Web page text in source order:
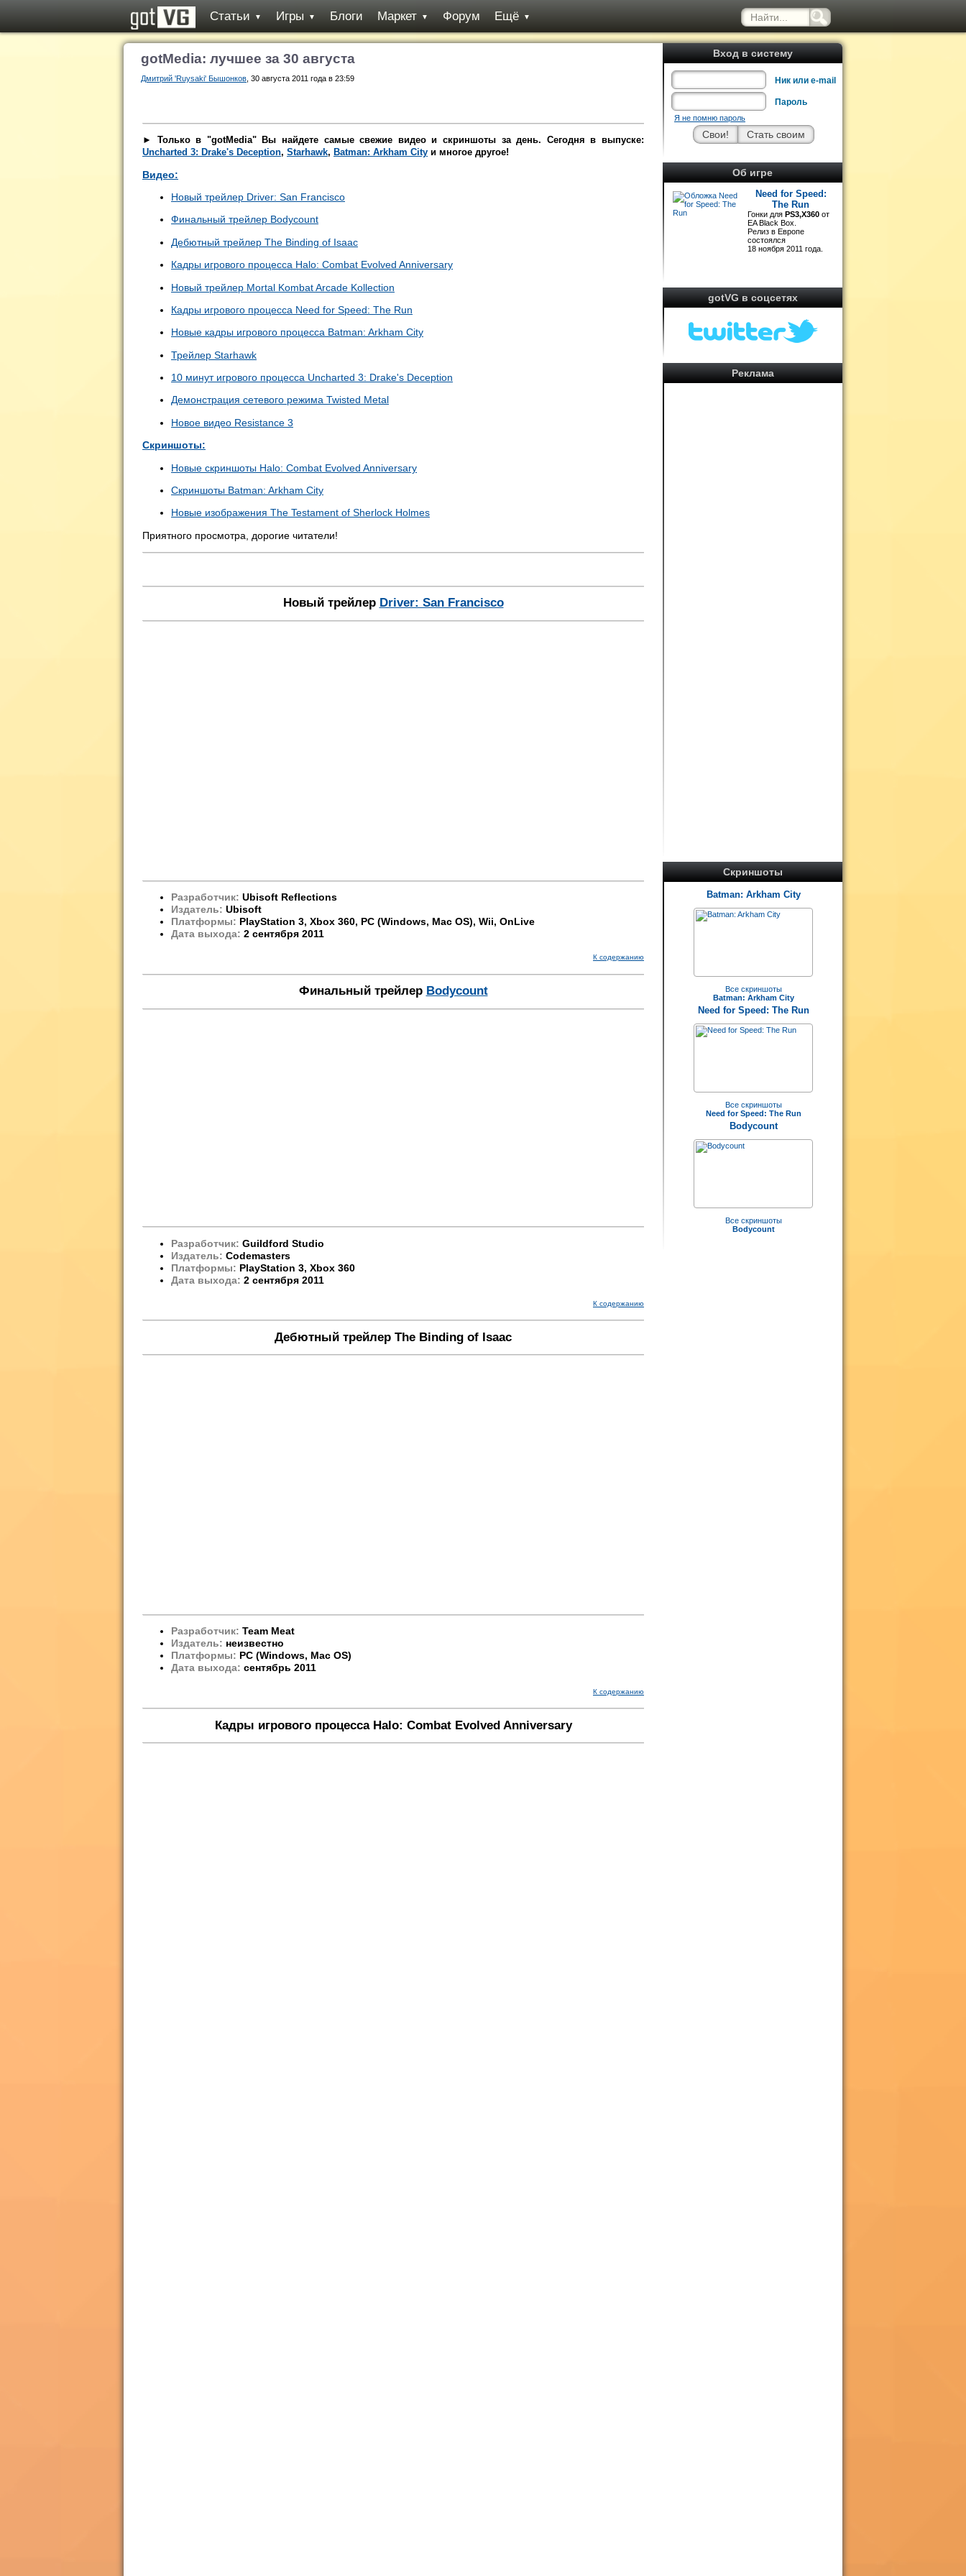
Статьи ▼ Игры ▼ Блоги Маркет ▼ Форум Ещё ▼
Вход в систему
Ник или e-mail
Пароль
Я не помню пароль
Об игре
Need for Speed:
The Run
Гонки для PS3,X360 от
EA Black Box.
Релиз в Европе
состоялся
18 ноября 2011 года.
gotVG в соцсетях
Реклама
Скриншоты
Batman: Arkham City
Все скриншоты
Batman: Arkham City
Need for Speed: The Run
Все скриншоты
Need for Speed: The Run
Bodycount
Все скриншоты
Bodycount
gotMedia: лучшее за 30 августа
Дмитрий 'Ruysaki' Бышонков , 30 августа 2011 года в 23:59
► Только в "gotMedia" Вы найдете самые свежие видео и скриншоты за день. Сегодня в выпуске:
Uncharted 3: Drake's Deception, Starhawk, Batman: Arkham City и многое другое!
Видео:
Новый трейлер Driver: San Francisco
Финальный трейлер Bodycount
Дебютный трейлер The Binding of Isaac
Кадры игрового процесса Halo: Combat Evolved Anniversary
Новый трейлер Mortal Kombat Arcade Kollection
Кадры игрового процесса Need for Speed: The Run
Новые кадры игрового процесса Batman: Arkham City
Трейлер Starhawk
10 минут игрового процесса Uncharted 3: Drake's Deception
Демонстрация сетевого режима Twisted Metal
Новое видео Resistance 3
Скриншоты:
Новые скриншоты Halo: Combat Evolved Anniversary
Скриншоты Batman: Arkham City
Новые изображения The Testament of Sherlock Holmes
Приятного просмотра, дорогие читатели!
Новый трейлер Driver: San Francisco
Разработчик: Ubisoft Reflections
Издатель: Ubisoft
Платформы: PlayStation 3, Xbox 360, PC (Windows, Mac OS), Wii, OnLive
Дата выхода: 2 сентября 2011
К содержанию
Финальный трейлер Bodycount
Разработчик: Guildford Studio
Издатель: Codemasters
Платформы: PlayStation 3, Xbox 360
Дата выхода: 2 сентября 2011
К содержанию
Дебютный трейлер The Binding of Isaac
Разработчик: Team Meat
Издатель: неизвестно
Платформы: PC (Windows, Mac OS)
Дата выхода: сентябрь 2011
К содержанию
Кадры игрового процесса Halo: Combat Evolved Anniversary